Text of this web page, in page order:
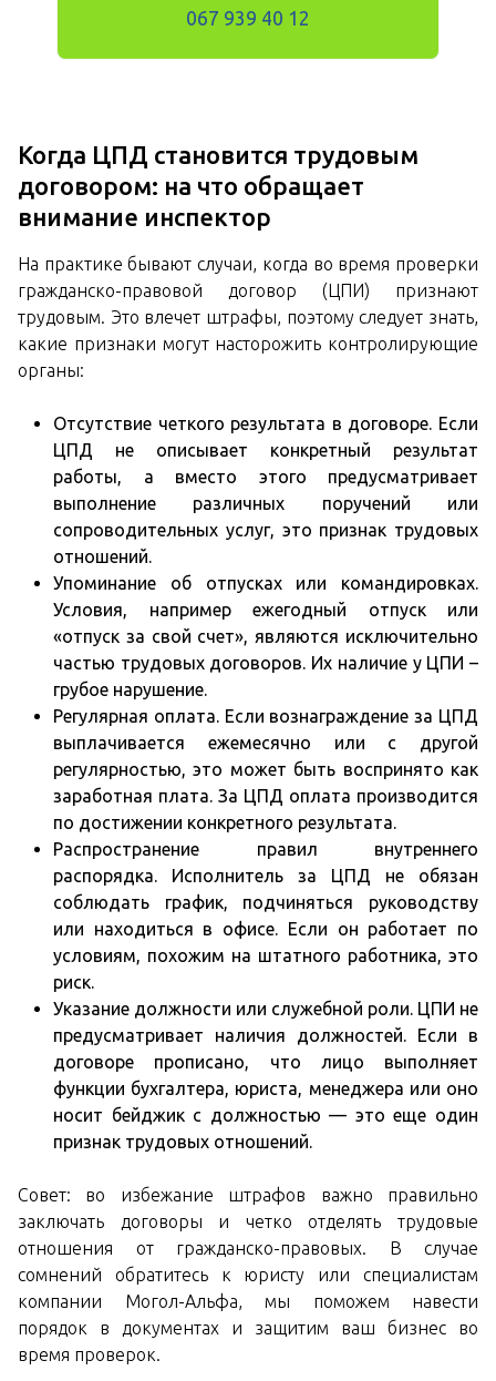
067 939 40 12
Когда ЦПД становится трудовым
договором: на что обращает
внимание инспектор
На практике бывают случаи, когда во время проверки
гражданско-правовой договор (ЦПИ) признают
трудовым. Это влечет штрафы, поэтому следует знать,
какие признаки могут насторожить контролирующие
органы:
Отсутствие четкого результата в договоре. Если
ЦПД не описывает конкретный результат
работы, а вместо этого предусматривает
выполнение различных поручений или
сопроводительных услуг, это признак трудовых
отношений.
Упоминание об отпусках или командировках.
Условия, например ежегодный отпуск или
«отпуск за свой счет», являются исключительно
частью трудовых договоров. Их наличие у ЦПИ –
грубое нарушение.
Регулярная оплата. Если вознаграждение за ЦПД
выплачивается ежемесячно или с другой
регулярностью, это может быть воспринято как
заработная плата. За ЦПД оплата производится
по достижении конкретного результата.
Распространение правил внутреннего
распорядка. Исполнитель за ЦПД не обязан
соблюдать график, подчиняться руководству
или находиться в офисе. Если он работает по
условиям, похожим на штатного работника, это
риск.
Указание должности или служебной роли. ЦПИ не
предусматривает наличия должностей. Если в
договоре прописано, что лицо выполняет
функции бухгалтера, юриста, менеджера или оно
носит бейджик с должностью — это еще один
признак трудовых отношений.
Совет: во избежание штрафов важно правильно
заключать договоры и четко отделять трудовые
отношения от гражданско-правовых. В случае
сомнений обратитесь к юристу или специалистам
компании Могол-Альфа, мы поможем навести
порядок в документах и ​​защитим ваш бизнес во
время проверок.